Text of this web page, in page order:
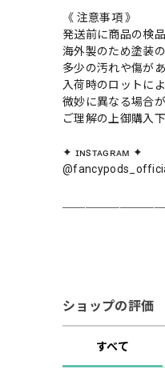
《 注意事項 》
発送前に商品の検
海外製のため塗装の
多少の汚れや傷が
入荷時のロットに
微妙に異なる場合が
ご理解の上御購入
✦ ɪɴsᴛᴀɢʀᴀᴍ ✦
ショップの評価
すべて